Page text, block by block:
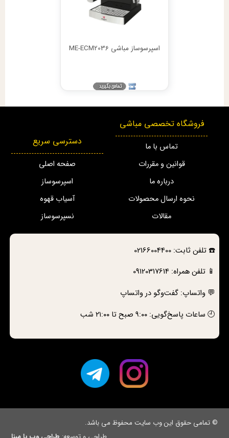
اسپرسوساز مباشی ME-ECM2036
فروشگاه تخصصی مباشی
تماس با ما
قوانین و مقررات
درباره ما
نحوه ارسال محصولات
مقالات
دسترسی سریع
صفحه اصلی
اسپرسوساز
آسیاب قهوه
نسپرسوساز
☎️تلفن ثابت:02166004400
📱 تلفن همراه:09120317614
💬 واتساپ:گفت‌وگو در واتساپ
🕘 ساعات پاسخ‌گویی: ۹:۰۰ صبح تا ۲۱:۰۰ شب
© تمامی حقوق این وب سایت محفوظ می باشد.